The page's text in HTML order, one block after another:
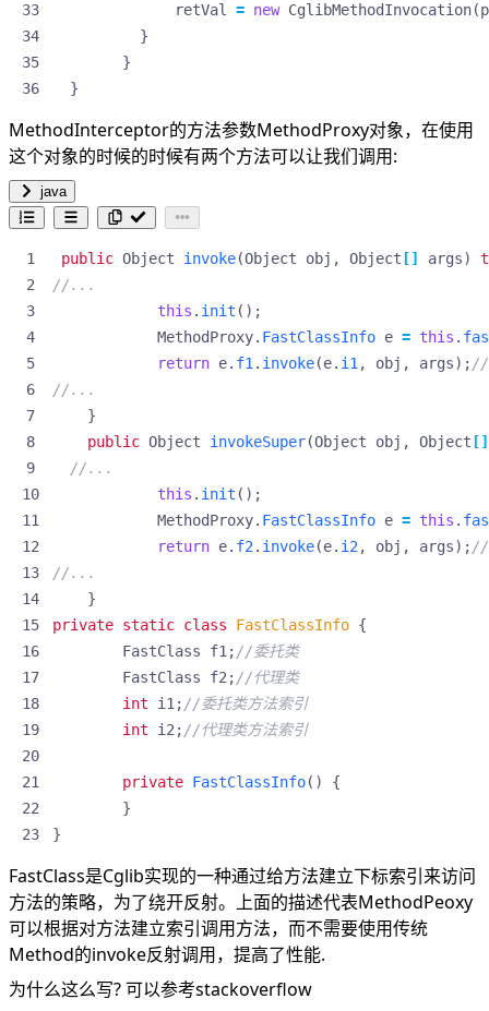
retVal
= new CglibMethodInvocation(
}
}
}
MethodInterceptor的方法参数MethodProxy对象，在使用
这个对象的时候的时候有两个方法可以让我们调用:
java
public Object invoke(Object obj , Object [] args)
//...
this . init ();
MethodProxy. FastClassInfo e = this .
return e. f1 . invoke(e. i1 , obj , args);
//...
}
public Object invokeSuper(Object obj , Object []
//...
this . init ();
MethodProxy. FastClassInfo e = this .
return e. f2 . invoke(e. i2 , obj , args);
//...
}
private static class FastClassInfo {
FastClass
f1 ; //委托类
FastClass
f2 ; //代理类
int
i1 ; //委托类方法索引
int
i2 ; //代理类方法索引
private FastClassInfo()
{
}
}
FastClass是Cglib实现的一种通过给方法建立下标索引来访问
方法的策略，为了绕开反射。上面的描述代表MethodPeoxy
可以根据对方法建立索引调用方法，而不需要使用传统
Method的invoke反射调用，提高了性能.
为什么这么写? 可以参考stackoverflow